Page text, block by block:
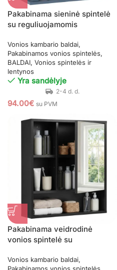
Pakabinama sieninė spintelė
su reguliuojamomis
(Tamsiai mėlyna)
Vonios kambario baldai
Pakabinamos vonios spintelės
BALDAI Vonios spintelės ir
lentynos
Yra sandėlyje
94.00€ su PVM
Pakabinama veidrodinė
vonios spintelė su
(Juoda)
Vonios kambario baldai